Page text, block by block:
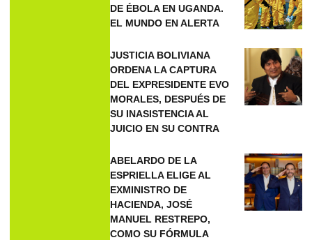
DE ÉBOLA EN UGANDA.
EL MUNDO EN ALERTA
JUSTICIA BOLIVIANA
ORDENA LA CAPTURA
DEL EXPRESIDENTE EVO
MORALES, DESPUÉS DE
SU INASISTENCIA AL
JUICIO EN SU CONTRA
ABELARDO DE LA
ESPRIELLA ELIGE AL
EXMINISTRO DE
HACIENDA, JOSÉ
MANUEL RESTREPO,
COMO SU FÓRMULA